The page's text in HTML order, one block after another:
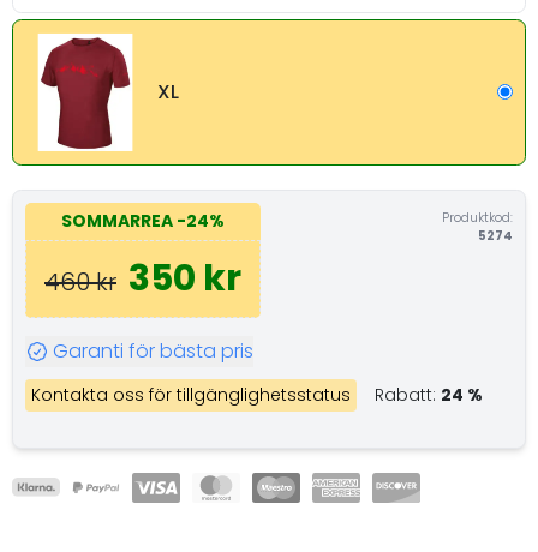
XL
SOMMARREA -24%
460 kr 350 kr
Produktkod:
5274
Garanti för bästa pris
Kontakta oss för tillgänglighetsstatus Rabatt: 24 %